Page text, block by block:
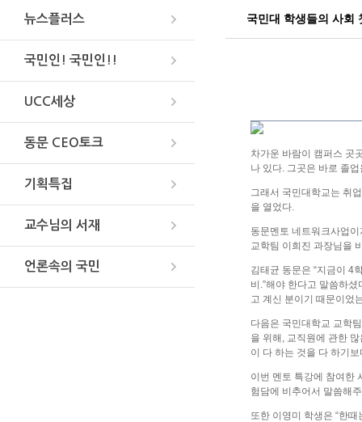
뉴스플러스
국민인! 국민인!!
UCC세상
동문 CEO토크
기획특집
교수님의 서재
언론속의 국민
국민대 학생들의 사회
차가운 바람이 캠퍼스 곳
나 있다. 그곳은 바로 졸
그래서 국민대학교는 취
을 열었다.
동문멘토 네트워크사업
교학팀 이희진 과장님을
김태균 동문은 “지금이 4
비.”해야 한다고 말씀하
고 계신 분이기 때문이었
다음은 국민대학교 교학
을 위해, 교직원에 관한
이 다 하는 것을 다 하기
이번 멘토 특강에 참여한
험담에 비추어서 말씀해
또한 이영미 학생은 “한